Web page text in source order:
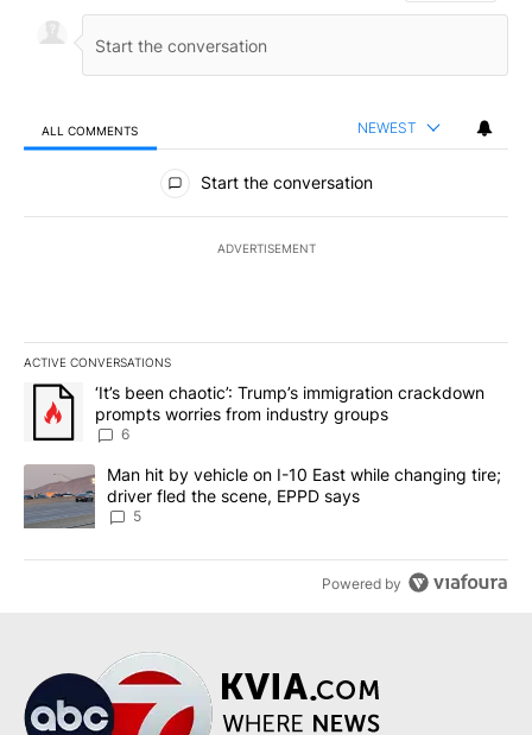
ALL COMMENTS NEWEST
All Comments
Start the conversation
ADVERTISEMENT
ACTIVE CONVERSATIONS
The following is a list of the most commented articles in the last
A trending article titled "‘It’s been chaotic’: Trump’s
‘It’s been chaotic’: Trump’s immigration crackdown
prompts worries from industry groups
6
A trending article titled "Man hit by vehicle on I-10 East while
Man hit by vehicle on I-10 East while changing tire;
driver fled the scene, EPPD says
5
Powered by